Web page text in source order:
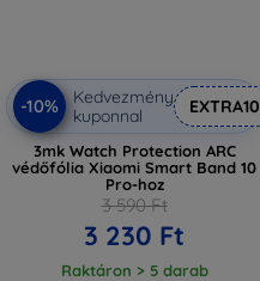
-10%
Kedvezmény
kuponnal
EXTRA10
3mk Watch Protection ARC
védőfólia Xiaomi Smart Band 10
Pro-hoz
3 590 Ft
3 230 Ft
Raktáron > 5 darab